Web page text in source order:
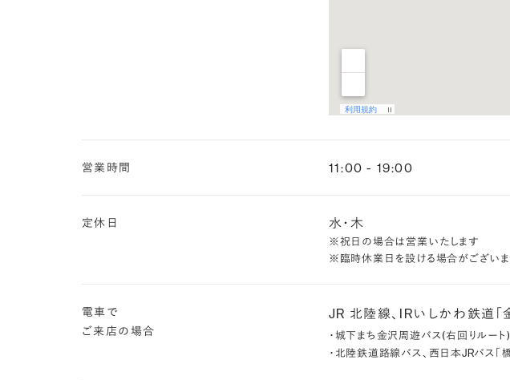
営業時間 11:00 - 19:00
定休日 水・木
※祝日の場合は営業いたします
※臨時休業日を設ける場合がござい
電車で
ご来店の場合
JR 北陸線、IRいしかわ鉄道
・城下まち金沢周遊バス(右回りルー
・北陸鉄道路線バス、西日本JRバス「